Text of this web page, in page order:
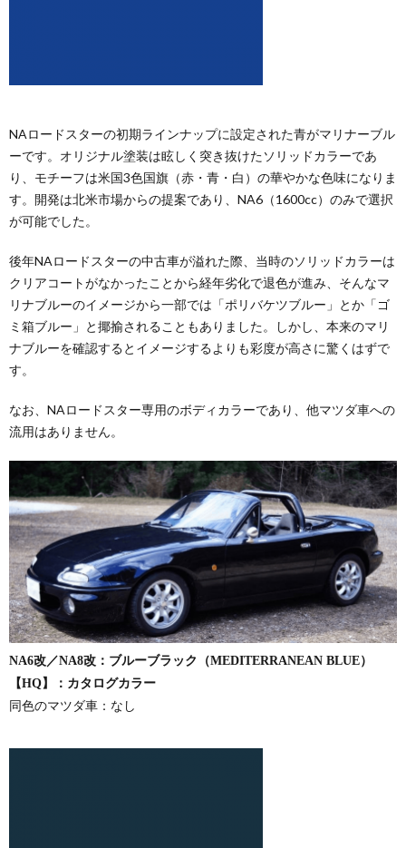
NAロードスターの初期ラインナップに設定された青がマリナーブル
ーです。オリジナル塗装は眩しく突き抜けたソリッドカラーであ
り、モチーフは米国3色国旗（赤・青・白）の華やかな色味になりま
す。開発は北米市場からの提案であり、NA6（1600cc）のみで選択
が可能でした。
後年NAロードスターの中古車が溢れた際、当時のソリッドカラーは
クリアコートがなかったことから経年劣化で退色が進み、そんなマ
リナブルーのイメージから一部では「ポリバケツブルー」とか「ゴ
ミ箱ブルー」と揶揄されることもありました。しかし、本来のマリ
ナブルーを確認するとイメージするよりも彩度が高さに驚くはずで
す。
なお、NAロードスター専用のボディカラーであり、他マツダ車への
流用はありません。
NA6改／NA8改：ブルーブラック（MEDITERRANEAN BLUE）
【HQ】：カタログカラー
同色のマツダ車：なし